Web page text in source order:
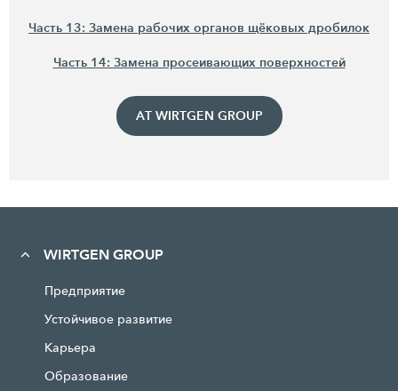
Часть 13: Замена рабочих органов щёковых дробилок
Часть 14: Замена просеивающих поверхностей
AT WIRTGEN GROUP
WIRTGEN GROUP
Предприятие
Устойчивое развитие
Карьера
Образование